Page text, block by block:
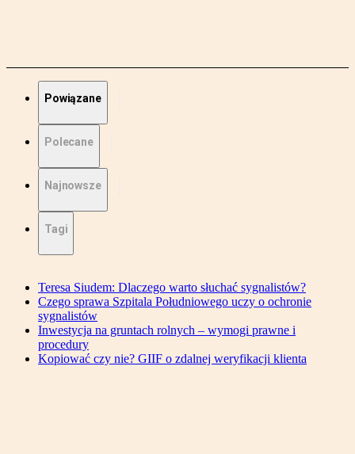
Powiązane
Polecane
Najnowsze
Tagi
Teresa Siudem: Dlaczego warto słuchać sygnalistów?
Czego sprawa Szpitala Południowego uczy o ochronie
sygnalistów
Inwestycja na gruntach rolnych – wymogi prawne i
procedury
Kopiować czy nie? GIIF o zdalnej weryfikacji klienta